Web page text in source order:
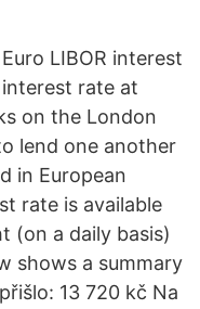
LIBOR interest
rate at
on the London
lend one another
in European
rate is available
(on a daily basis)
shows a summary
13 720 kč Na